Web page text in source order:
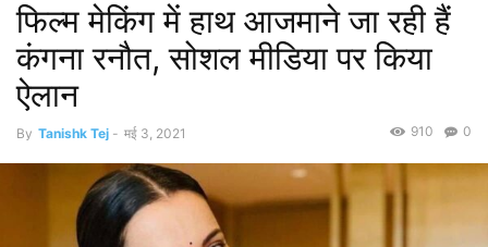
फिल्म मेकिंग में हाथ आजमाने जा रही हैं
कंगना रनौत, सोशल मीडिया पर किया
ऐलान
By Tanishk Tej - मई 3, 2021 0
910